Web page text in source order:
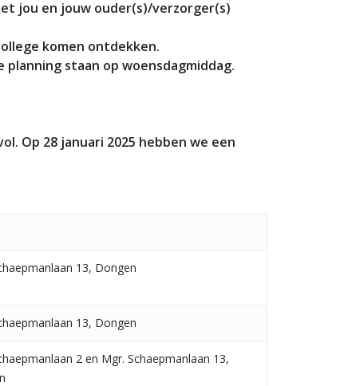
jou en jouw ouder(s)/verzorger(s)
komen ontdekken.
staan op woensdagmiddag.
Op 28 januari 2025 hebben we een
13, Dongen
13, Dongen
2 en Mgr. Schaepmanlaan 13,